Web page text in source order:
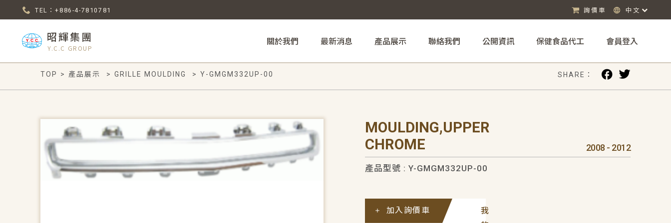
TEL：+886-4-7810781 詢價車 中文
昭輝集團
Y.C.C GROUP
關於我們 最新消息 產品展示 聯絡我們 公開資訊 保健食品代工 會員登入
TOP > 產品展示 > GRILLE MOULDING > Y-GMGM332UP-00 SHARE：
MOULDING,UPPER
CHROME
2008 - 2012
產品型號 : Y-GMGM332UP-00
我
加入詢價車